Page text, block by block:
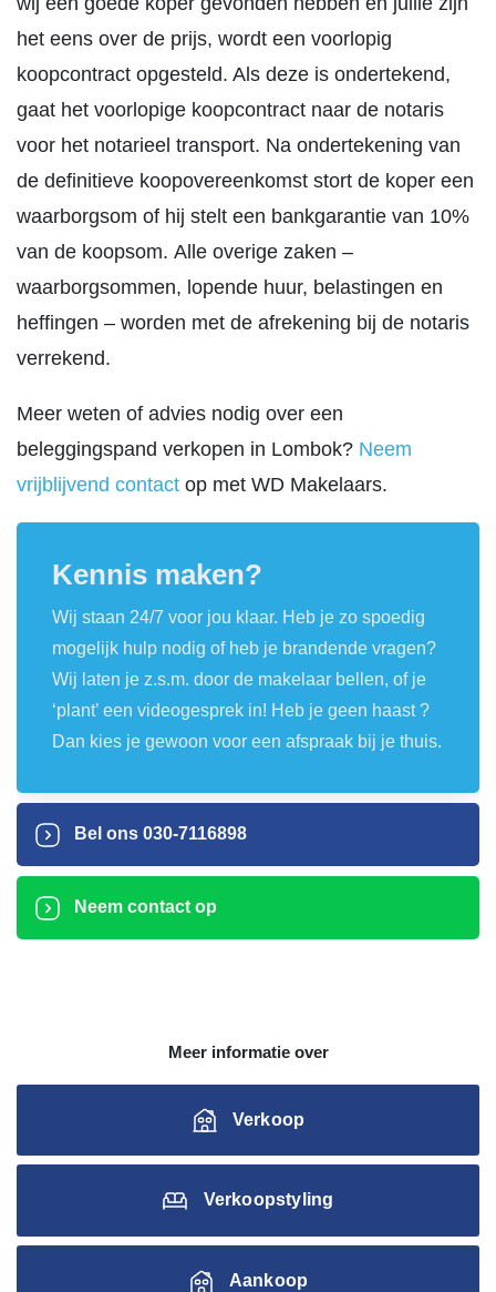
het eens over de prijs, wordt een voorlopig
koopcontract opgesteld. Als deze is ondertekend,
gaat het voorlopige koopcontract naar de notaris
voor het notarieel transport. Na ondertekening van
de definitieve koopovereenkomst stort de koper een
waarborgsom of hij stelt een bankgarantie van 10%
van de koopsom. Alle overige zaken –
waarborgsommen, lopende huur, belastingen en
heffingen – worden met de afrekening bij de notaris
verrekend.
Meer weten of advies nodig over een
beleggingspand verkopen in Lombok? Neem
vrijblijvend contact op met WD Makelaars.
Kennis maken?
Wij staan 24/7 voor jou klaar. Heb je zo spoedig
mogelijk hulp nodig of heb je brandende vragen?
Wij laten je z.s.m. door de makelaar bellen, of je
‘plant’ een videogesprek in! Heb je geen haast ?
Dan kies je gewoon voor een afspraak bij je thuis.
Bel ons 030-7116898
Neem contact op
Meer informatie over
Verkoop
Verkoopstyling
Aankoop